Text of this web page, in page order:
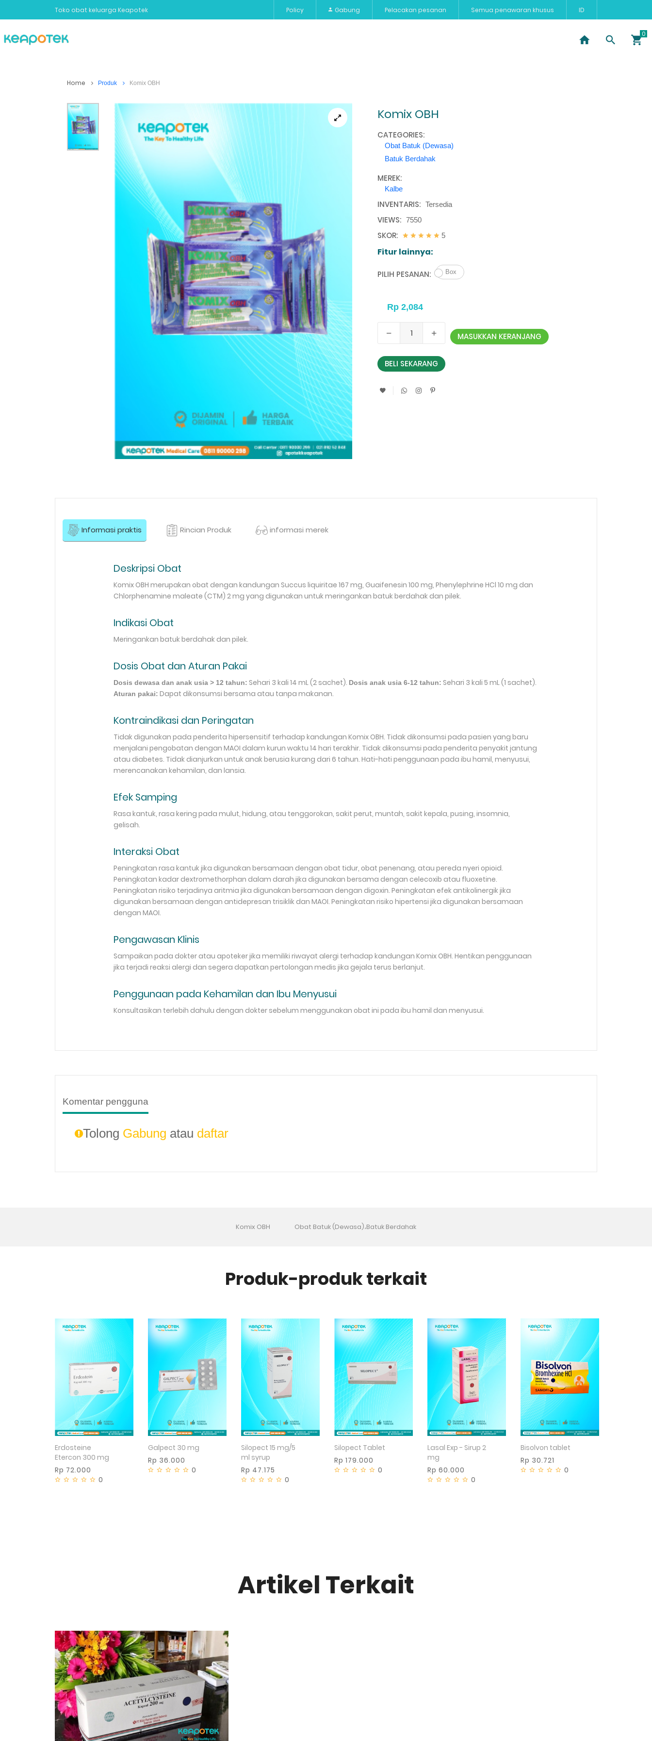
Toko obat keluarga Keapotek Policy Gabung Pelacakan pesanan Semua penawaran khusus ID
Home Produk Komix OBH
Komix OBH
CATEGORIES:
Obat Batuk (Dewasa)
Batuk Berdahak
MEREK:
Kalbe
INVENTARIS: Tersedia
VIEWS: 7550
SKOR: 5
Fitur lainnya:
PILIH PESANAN: Box
MASUKKAN KERANJANG
BELI SEKARANG
Informasi praktis Rincian Produk informasi merek
Deskripsi Obat
Komix OBH merupakan obat dengan kandungan Succus liquiritae 167 mg, Guaifenesin 100 mg, Phenylephrine HCl 10 mg dan
Chlorphenamine maleate (CTM) 2 mg yang digunakan untuk meringankan batuk berdahak dan pilek.
Indikasi Obat
Meringankan batuk berdahak dan pilek.
Dosis Obat dan Aturan Pakai
Dosis dewasa dan anak usia > 12 tahun: Sehari 3 kali 14 mL (2 sachet). Dosis anak usia 6-12 tahun: Sehari 3 kali 5 mL (1 sachet).
Aturan pakai: Dapat dikonsumsi bersama atau tanpa makanan.
Kontraindikasi dan Peringatan
Tidak digunakan pada penderita hipersensitif terhadap kandungan Komix OBH. Tidak dikonsumsi pada pasien yang baru
menjalani pengobatan dengan MAOI dalam kurun waktu 14 hari terakhir. Tidak dikonsumsi pada penderita penyakit jantung
atau diabetes. Tidak dianjurkan untuk anak berusia kurang dari 6 tahun. Hati-hati penggunaan pada ibu hamil, menyusui,
merencanakan kehamilan, dan lansia.
Efek Samping
Rasa kantuk, rasa kering pada mulut, hidung, atau tenggorokan, sakit perut, muntah, sakit kepala, pusing, insomnia,
gelisah.
Interaksi Obat
Peningkatan rasa kantuk jika digunakan bersamaan dengan obat tidur, obat penenang, atau pereda nyeri opioid.
Peningkatan kadar dextromethorphan dalam darah jika digunakan bersama dengan celecoxib atau fluoxetine.
Peningkatan risiko terjadinya aritmia jika digunakan bersamaan dengan digoxin. Peningkatan efek antikolinergik jika
digunakan bersamaan dengan antidepresan trisiklik dan MAOI. Peningkatan risiko hipertensi jika digunakan bersamaan
dengan MAOI.
Pengawasan Klinis
Sampaikan pada dokter atau apoteker jika memiliki riwayat alergi terhadap kandungan Komix OBH. Hentikan penggunaan
jika terjadi reaksi alergi dan segera dapatkan pertolongan medis jika gejala terus berlanjut.
Penggunaan pada Kehamilan dan Ibu Menyusui
Konsultasikan terlebih dahulu dengan dokter sebelum menggunakan obat ini pada ibu hamil dan menyusui.
Komentar pengguna
Tolong Gabung atau daftar
Komix OBH Obat Batuk (Dewasa)،Batuk Berdahak
Produk-produk terkait
Tidak tersedia
Erdosteine
Etercon 300 mg
Rp 72.000
0
Tidak tersedia
Galpect 30 mg
Rp 36.000
0
Tidak tersedia
Silopect 15 mg/5
ml syrup
Rp 47.175
0
Tidak tersedia
Silopect Tablet
Rp 179.000
0
Lasal Exp - Sirup 2
mg
Rp 60.000
0
Tidak tersedia
Bisolvon tablet
Rp 30.721
0
Artikel Terkait